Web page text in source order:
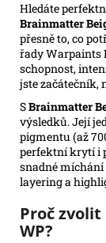
Hledáte
Brainmatter
přesně to, co
řady Warpaints
schopnost,
jste začátečník,
SBrainmatter
výsledků. Její
pigmentu (až
perfektní krytí i
snadné míchání
layering a
Proč
WP?
349
Kč